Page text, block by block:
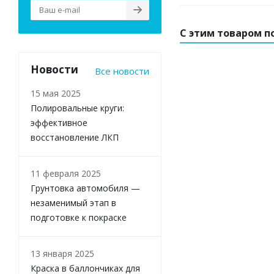
С этим товаром
Новости Все новости
15 мая 2025
Полировальные круги:
эффективное
восстановление ЛКП
11 февраля 2025
Грунтовка автомобиля —
незаменимый этап в
подготовке к покраске
13 января 2025
Краска в баллончиках для